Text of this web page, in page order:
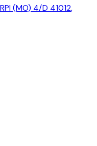
(MO) 4/D 41012,